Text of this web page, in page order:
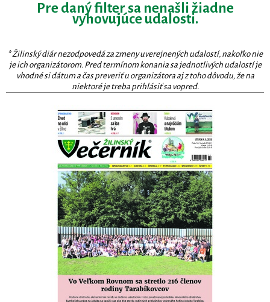
Pre daný filter sa nenašli žiadne
vyhovujúce udalosti.
* Žilinský diár nezodpovedá za zmeny uverejnených udalostí, nakoľko nie
je ich organizátorom. Pred termínom konania sa jednotlivých udalostí je
vhodné si dátum a čas preveriť u organizátora aj z toho dôvodu, že na
niektoré je treba prihlásiť sa vopred.